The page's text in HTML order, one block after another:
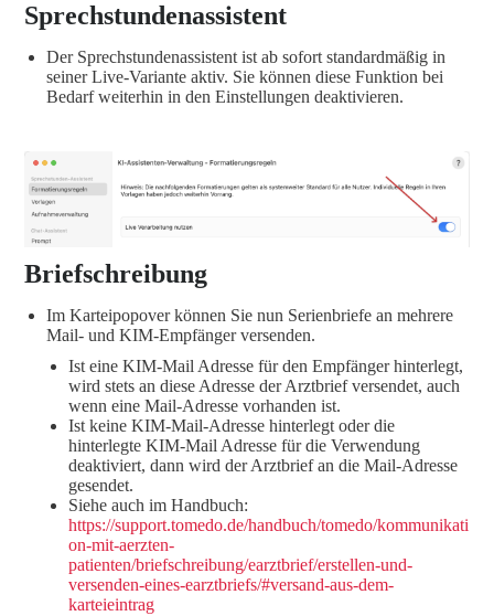
Sprechstundenassistent
Der Sprechstundenassistent ist ab sofort standardmäßig in
seiner Live-Variante aktiv. Sie können diese Funktion bei
Bedarf weiterhin in den Einstellungen deaktivieren.
Briefschreibung
Im Karteipopover können Sie nun Serienbriefe an mehrere
Mail- und KIM-Empfänger versenden.
Ist eine KIM-Mail Adresse für den Empfänger hinterlegt,
wird stets an diese Adresse der Arztbrief versendet, auch
wenn eine Mail-Adresse vorhanden ist.
Ist keine KIM-Mail-Adresse hinterlegt oder die
hinterlegte KIM-Mail Adresse für die Verwendung
deaktiviert, dann wird der Arztbrief an die Mail-Adresse
gesendet.
Siehe auch im Handbuch:
https://support.tomedo.de/handbuch/tomedo/kommunikati
on-mit-aerzten-
patienten/briefschreibung/earztbrief/erstellen-und-
versenden-eines-earztbriefs/#versand-aus-dem-
karteieintrag